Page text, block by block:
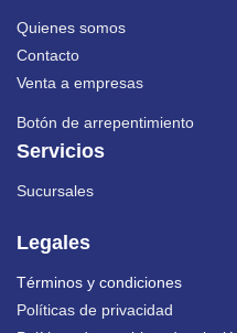
Quienes somos
Contacto
Venta a empresas
Botón de arrepentimiento
Servicios
Sucursales
Legales
Términos y condiciones
Políticas de privacidad